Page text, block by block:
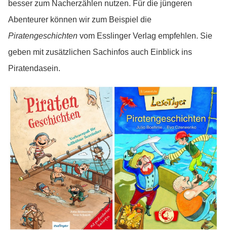
besser zum Nacherzählen nutzen. Für die jüngeren
Abenteurer können wir zum Beispiel die
Piratengeschichten vom Esslinger Verlag empfehlen. Sie
geben mit zusätzlichen Sachinfos auch Einblick ins
Piratendasein.